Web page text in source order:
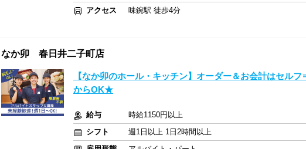
アクセス
味鋺駅 徒歩4分
なか卯 春日井二子町店
【なか卯のホール・キッチン】オーダー＆お会計はセル
からOK★
給与
時給1150円以上
シフト
週1日以上 1日2時間以上